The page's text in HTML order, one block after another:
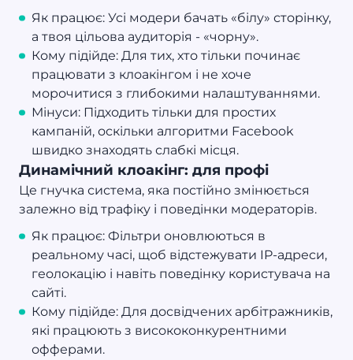
Як працює: Усі модери бачать «білу» сторінку,
а твоя цільова аудиторія - «чорну».
Кому підійде: Для тих, хто тільки починає
працювати з клоакінгом і не хоче
морочитися з глибокими налаштуваннями.
Мінуси: Підходить тільки для простих
кампаній, оскільки алгоритми Facebook
швидко знаходять слабкі місця.
Динамічний клоакінг: для профі
Це гнучка система, яка постійно змінюється
залежно від трафіку і поведінки модераторів.
Як працює: Фільтри оновлюються в
реальному часі, щоб відстежувати IP-адреси,
геолокацію і навіть поведінку користувача на
сайті.
Кому підійде: Для досвідчених арбітражників,
які працюють з висококонкурентними
офферами.